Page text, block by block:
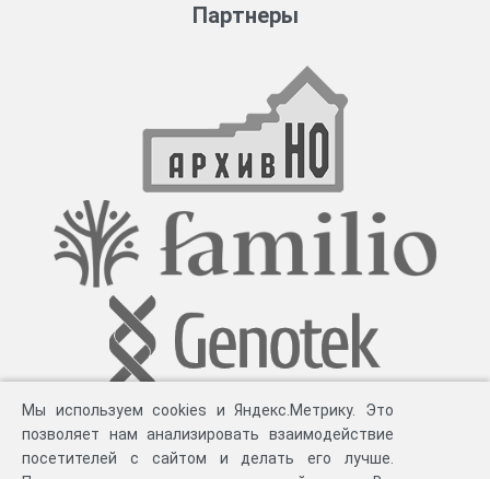
Партнеры
Мы используем cookies и Яндекс.Метрику. Это
позволяет нам анализировать взаимодействие
посетителей с сайтом и делать его лучше.